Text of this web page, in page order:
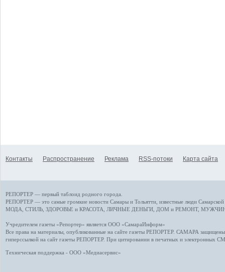
Контакты Распространение Реклама RSS-потоки Карта сайта
РЕПОРТЕР — первый таблоид родного города.
РЕПОРТЕР — это самые громкие новости Самары и Тольятти, известные люди
МОДА, СТИЛЬ ЗДОРОВЬЕ и КРАСОТА ЛИЧНЫЕ ДЕНЬГИ ДОМ и РЕМОНТ,
Учредителем газеты «Репортер» является ООО «СамараИнформ»
Все права на материалы, опубликованные на сайте газеты РЕПОРТЕР. САМАРА защищены.
гиперссылкой на сайт газеты РЕПОРТЕР. При цитировании в печатных и электронных
Техническая поддержка - ООО «Медиасервис»